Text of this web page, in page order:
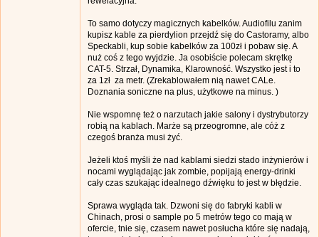
To samo dotyczy magicznych kabelków. Audiofilu zanim
kupisz kable za pierdylion przejdź się do Castoramy, albo
Speckabli, kup sobie kabelków za 100zł i pobaw się. A
nuż coś z tego wyjdzie. Ja osobiście polecam skrętkę
CAT-5. Strzał, Dynamika, Klarowność. Wszystko jest i to
za 1zł za metr. (Zrekablowałem nią nawet CALe.
Doznania soniczne na plus, użytkowe na minus. )
Nie wspomnę też o narzutach jakie salony i dystrybutorzy
robią na kablach. Marże są przeogromne, ale cóż z
czegoś branża musi żyć.
Jeżeli ktoś myśli że nad kablami siedzi stado inżynierów i
nocami wyglądając jak zombie, popijają energy-drinki
cały czas szukając idealnego dźwięku to jest w błędzie.
Sprawa wygląda tak. Dzwoni się do fabryki kabli w
Chinach, prosi o sample po 5 metrów tego co mają w
ofercie, tnie się, czasem nawet posłucha które się nadają,